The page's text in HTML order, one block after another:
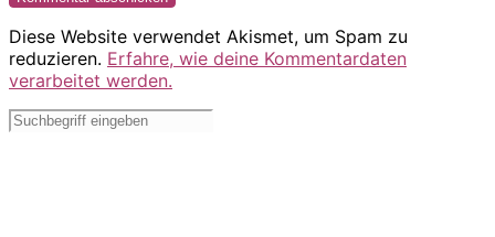
Diese Website verwendet Akismet, um Spam zu
reduzieren. Erfahre, wie deine Kommentardaten
verarbeitet werden.